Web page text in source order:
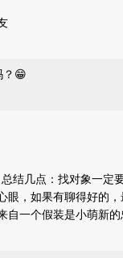
力量
鲜事
持和现金激
？😁
结几点：找对象一定
眼，如果有聊得好的
自一个假装是小萌新